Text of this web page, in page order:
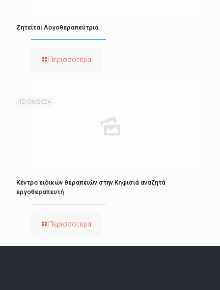
Ζητείται Λογοθεραπεύτρια
Περισσότερα
12/06/2024
Κέντρο ειδικών θεραπειών στην Κηφισιά αναζητά
εργοθεραπευτή
Περισσότερα